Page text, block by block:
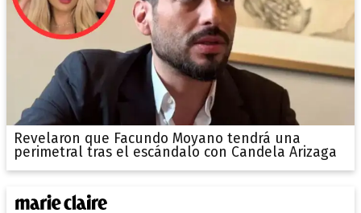
Revelaron que Facundo Moyano tendrá una
perimetral tras el escándalo con Candela Arizaga